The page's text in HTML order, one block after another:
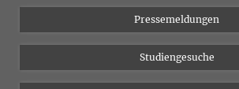
Pressemeldungen
Studiengesuche